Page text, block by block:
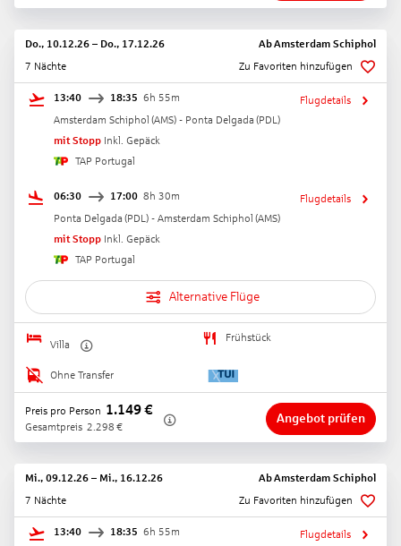
Do., 10.12.26 – Do., 17.12.26 AbAmsterdam Schiphol
7 Nächte
Zu Favoriten hinzufügen
13:40 18:35 6h 55m
Amsterdam Schiphol (AMS) - Ponta Delgada (PDL )
mit Stopp Inkl. Gepäck
TAP Portugal
Flugdetails
06:30 17:00 8h 30m
Ponta Delgada (PDL ) - Amsterdam Schiphol (AMS)
mit Stopp Inkl. Gepäck
TAP Portugal
Flugdetails
Alternative Flüge
Villa
Frühstück
Ohne Transfer
Preis pro Person 1.149€
Gesamtpreis 2.298 €
Angebot prüfen
Mi., 09.12.26 – Mi., 16.12.26 AbAmsterdam Schiphol
7 Nächte
Zu Favoriten hinzufügen
13:40 18:35 6h 55m
Flugdetails